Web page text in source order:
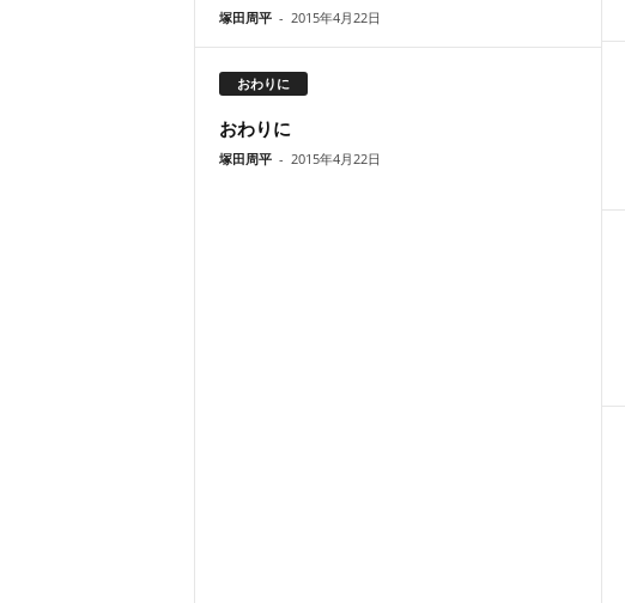
塚田周平 - 2015年4月22日
おわりに
おわりに
塚田周平 - 2015年4月22日